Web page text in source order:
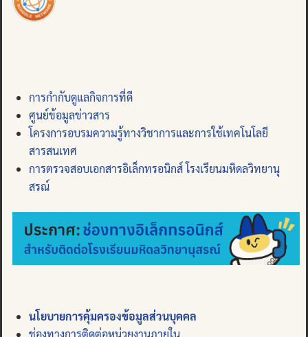
การกำกับดูแลกิจการที่ดี
ศูนย์ข้อมูลข่าวสาร
โครงการอบรมความรู้ทางวิชาการและการใช้เทคโนโลยี
สารสนเทศ
การตรวจสอบเอกสารอิเล็กทรอนิกส์ โรงเรียนมหิดลวิทยานุ
สรณ์
นโยบายการคุ้มครองข้อมูลส่วนบุคคล
ช่องทางการติดต่อหน่วยงานภายใน